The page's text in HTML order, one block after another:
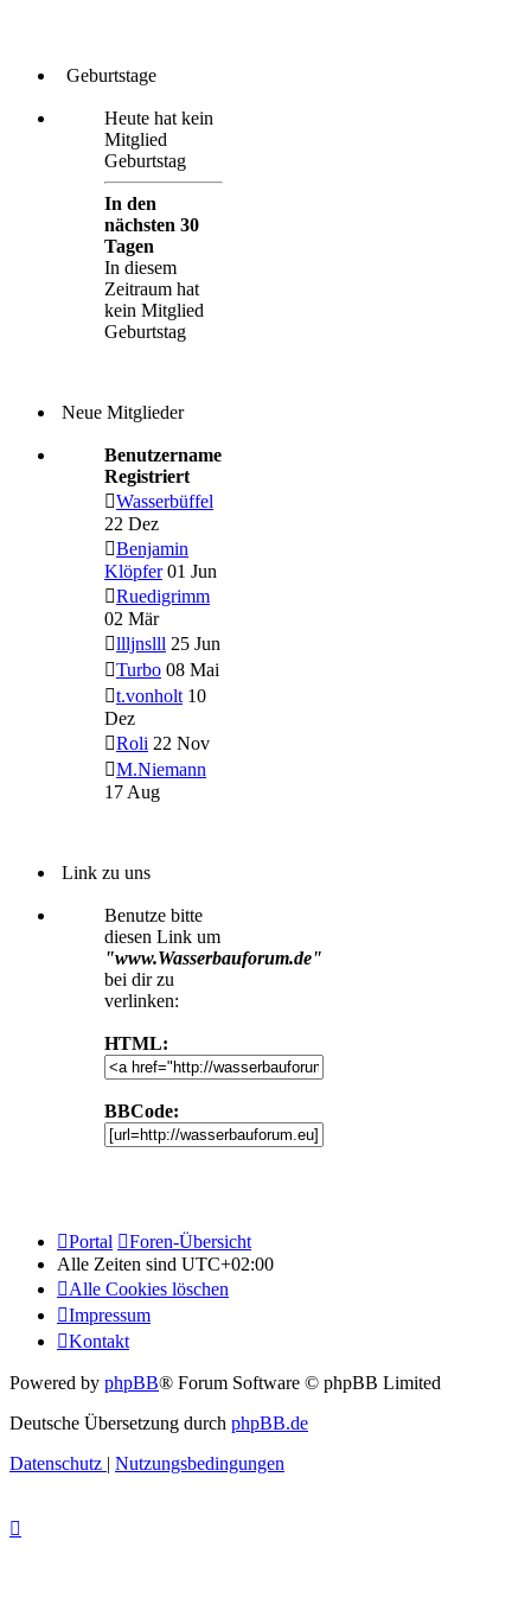
Geburtstage
Heute hat kein
Mitglied
Geburtstag
In den
nächsten 30
Tagen
In diesem
Zeitraum hat
kein Mitglied
Geburtstag
Neue Mitglieder
Benutzername
Registriert
Wasserbüffel
22 Dez
Benjamin
Klöpfer 01 Jun
Ruedigrimm
02 Mär
llljnslll 25 Jun
Turbo 08 Mai
t.vonholt 10
Dez
Roli 22 Nov
M.Niemann
17 Aug
Link zu uns
Benutze bitte
diesen Link um
"www.Wasserbauforum.de"
bei dir zu
verlinken:
HTML:
BBCode:
Portal
Foren-Übersicht
Alle Zeiten sind UTC+02:00
Alle Cookies löschen
Impressum
Kontakt
Powered by phpBB® Forum Software © phpBB Limited
Deutsche Übersetzung durch phpBB.de
Datenschutz | Nutzungsbedingungen